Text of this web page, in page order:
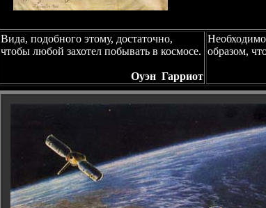
Вида, подобного этому, достаточно,
чтобы любой захотел побывать в космосе.
Оуэн Гарриот
образом,